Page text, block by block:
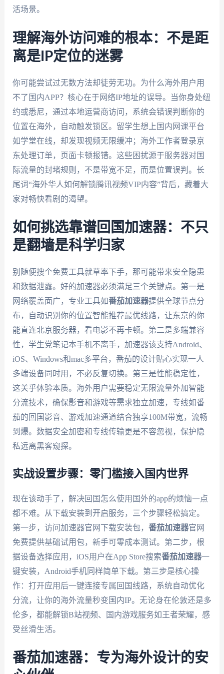
活场景。
理解海外访问难的根本：不是距
离是IP定位的迷雾
你可能尝试过无数方法却徒劳无功。为什么海外用户用
不了国内APP？核心在于网络IP地址的误导。当你身处纽
约或悉尼，通过本地运营商访问，系统会错误判断你的
位置在海外，自动触发锁区。留学生想上国内网课平台
如学堂在线，却发现视频无限缓冲；海外工作者登录京
东处理订单，页面卡顿报错。这些困扰源于服务器对国
际流量的封堵规则，不是带宽不足，而是位置误判。长
尾词“海外华人如何解锁腾讯视频VIP内容”背后，藏着大
家对畅快看剧的渴望。
如何挑选靠谱回国加速器：不只
是翻墙是科学归家
别随便搜个免费工具就草率下手，那可能带来安全隐患
和数据泄露。好的加速器必须满足三个关键点。第一是
网络覆盖面广，专业工具如番茄加速器提供全球节点分
布，自动识别你的位置智能推荐最优线路，让东京的你
能直连北京服务器，看电影不再卡顿。第二是多端兼容
性，学生党笔记本手机不离手，加速器该支持Android、
iOS、Windows和mac多平台，番茄的设计贴心实现一人
多端设备同时用，不必反复切换。第三是性能稳定性，
这关乎体验本质。海外用户需要稳定无限流量外加智能
分流技术，确保影音和游戏等需求独立加速，专线如番
茄的回国影音、游戏加速通道结合独享100M带宽，流畅
到爆。数据安全加密和专线传输更是不容忽视，保护隐
私远离黑客窥探。
实战设置步骤：零门槛接入国内世界
现在该动手了，解决回国怎么使用国外的app的烦恼一点
都不难。从下载安装到开启服务，三个步骤轻松搞定。
第一步，访问加速器官网下载安装包， 番茄加速器官网
免费提供基础试用包，新手可零成本测试。第二步，根
据设备选择应用，iOS用户在App Store搜索番茄加速器一
键安装，Android手机同样简单下载。第三步是核心操
作：打开应用后一键连接专属回国线路，系统自动优化
分流，让你的海外流量秒变国内IP。无论身在伦敦还是多
伦多，都能解锁B站视频、国内游戏服务如王者荣耀，感
受丝滑生活。
番茄加速器：专为海外设计的安